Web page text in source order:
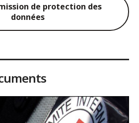
de protection des
données